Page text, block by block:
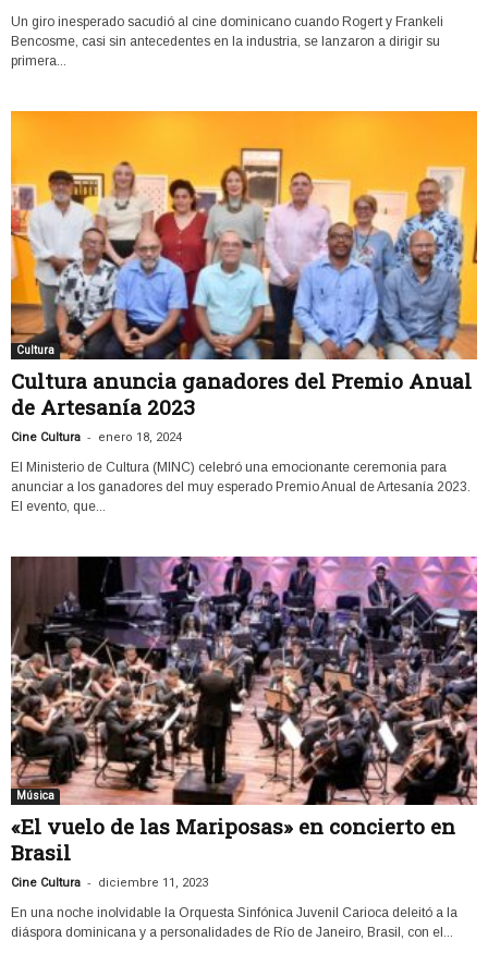
Un giro inesperado sacudió al cine dominicano cuando Rogert y Frankeli
Bencosme, casi sin antecedentes en la industria, se lanzaron a dirigir su
primera...
Cultura
Cultura anuncia ganadores del Premio Anual
de Artesanía 2023
Cine Cultura - enero 18, 2024
El Ministerio de Cultura (MINC) celebró una emocionante ceremonia para
anunciar a los ganadores del muy esperado Premio Anual de Artesanía 2023.
El evento, que...
Música
«El vuelo de las Mariposas» en concierto en
Brasil
Cine Cultura - diciembre 11, 2023
En una noche inolvidable la Orquesta Sinfónica Juvenil Carioca deleitó a la
diáspora dominicana y a personalidades de Río de Janeiro, Brasil, con el...